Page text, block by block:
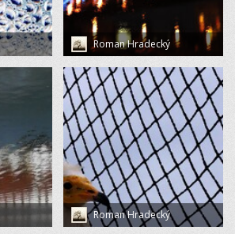
Roman Hradecký
Roman Hradecký